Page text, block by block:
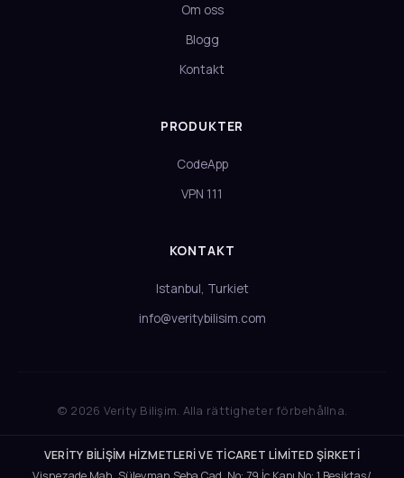
Om oss
Blogg
Kontakt
PRODUKTER
CodeApp
VPN 111
KONTAKT
Istanbul, Turkiet
info@veritybilisim.com
© 2026 Verity Bilişim. Alla rättigheter förbehållna.
VERİTY BİLİŞİM HİZMETLERİ VE TİCARET LİMİTED ŞİRKETİ